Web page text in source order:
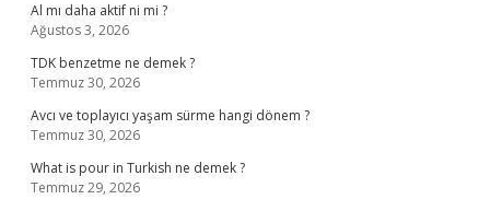
Al mı daha aktif ni mi ?
Ağustos 3, 2026
TDK benzetme ne demek ?
Temmuz 30, 2026
Avcı ve toplayıcı yaşam sürme hangi dönem ?
Temmuz 30, 2026
What is pour in Turkish ne demek ?
Temmuz 29, 2026